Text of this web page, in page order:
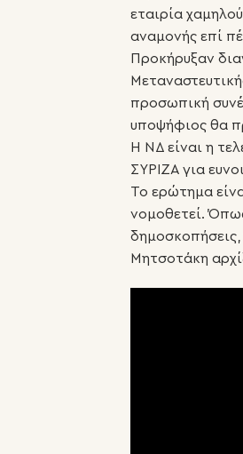
εταιρία
αναμονής επί
Προκήρυξαν
προσωπική
υποψήφιος θα
Η ΝΔ είναι η
ΣΥΡΙΖΑ για
Το ερώτημα
νομοθετεί.
Μητσοτάκη